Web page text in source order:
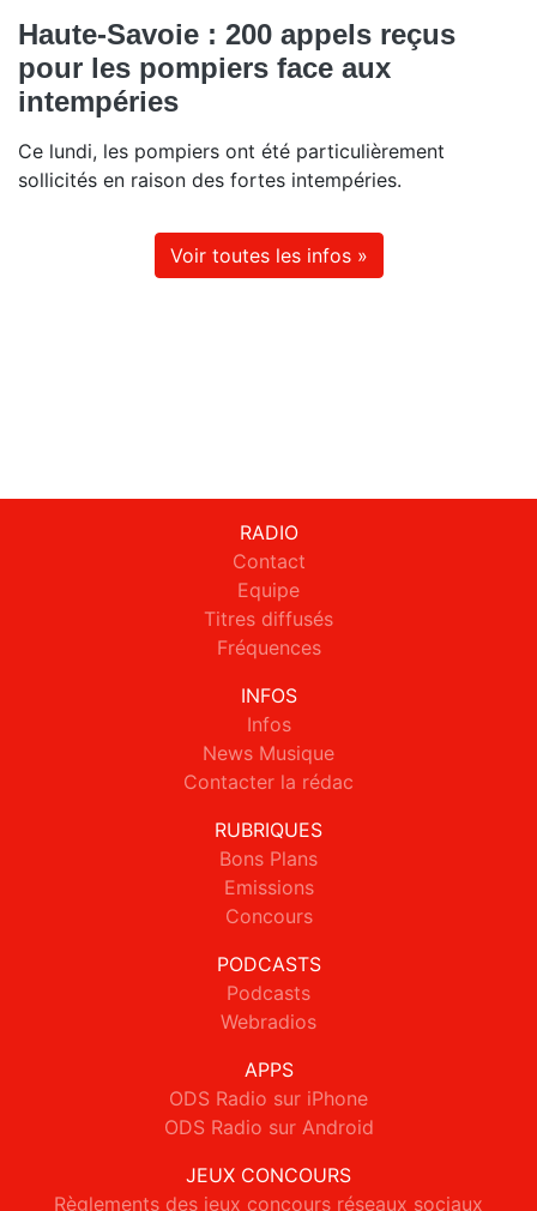
Haute-Savoie : 200 appels reçus
pour les pompiers face aux
intempéries
Ce lundi, les pompiers ont été particulièrement
sollicités en raison des fortes intempéries.
Voir toutes les infos »
RADIO
Contact
Equipe
Titres diffusés
Fréquences
INFOS
Infos
News Musique
Contacter la rédac
RUBRIQUES
Bons Plans
Emissions
Concours
PODCASTS
Podcasts
Webradios
APPS
ODS Radio sur iPhone
ODS Radio sur Android
JEUX CONCOURS
Règlements des jeux concours réseaux sociaux